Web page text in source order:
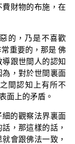
財物的布施，在
的，乃是不喜歡
重要的，那是 佛
跟世間人的認知
，對於世間裏面
間認知上有所不
面上的矛盾。
的觀察法界裏面
，那這樣的話，
會跟佛法一致，